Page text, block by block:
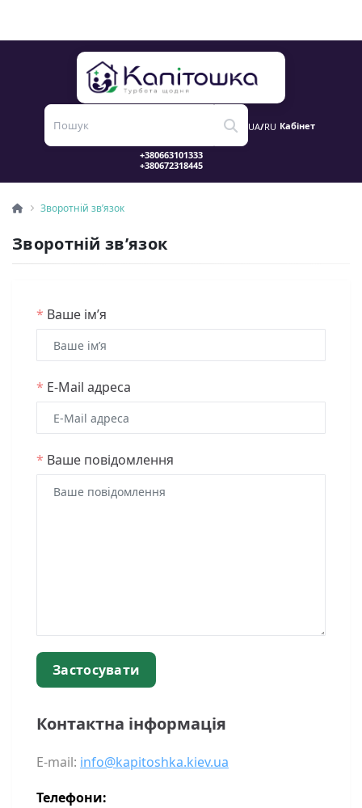
UA/RU Кабінет
Зворотній зв’язок
Зворотній зв’язок
* Ваше ім’я
* E-Mail адреса
* Ваше повідомлення
Контактна інформація
E-mail: info@kapitoshka.kiev.ua
Телефони: